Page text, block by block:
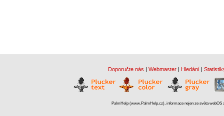
Doporučte nás | Webmaster | Hledání |
PalmHelp (www.PalmHelp.cz), informace nejen ze světa